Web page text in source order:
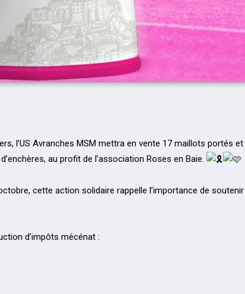
l’US Avranches MSM mettra en vente 17 maillots portés
au profit de l’association Roses en Baie.
cette action solidaire rappelle l’importance de
d’impôts mécénat :